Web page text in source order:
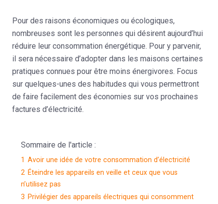
Pour des raisons économiques ou écologiques,
nombreuses sont les personnes qui désirent aujourd’hui
réduire leur consommation énergétique. Pour y parvenir,
il sera nécessaire d’adopter dans les maisons certaines
pratiques connues pour être moins énergivores. Focus
sur quelques-unes des habitudes qui vous permettront
de faire facilement des économies sur vos prochaines
factures d’électricité.
Sommaire de l'article :
1 Avoir une idée de votre consommation d’électricité
2 Éteindre les appareils en veille et ceux que vous
n’utilisez pas
3 Privilégier des appareils électriques qui consomment